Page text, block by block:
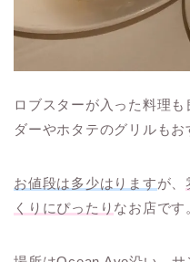
ロブスターが入った料理
ダーやホタテのグリルもお
お値段は多少はりますが、
くりにぴったり なお店です